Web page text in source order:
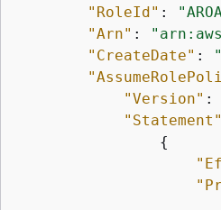
"RoleId" :
"Arn" :
"CreateDate" :
"Version" :
"Statement"
{